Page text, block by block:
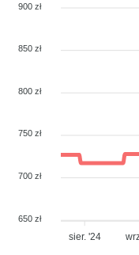
900 zł
850 zł
800 zł
750 zł
700 zł
650 zł
sier. '24